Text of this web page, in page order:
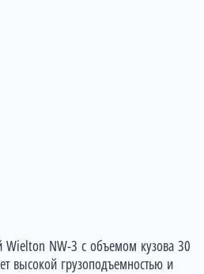
Wielton NW-3 с объемом кузова 30
высокой грузоподъемностью и